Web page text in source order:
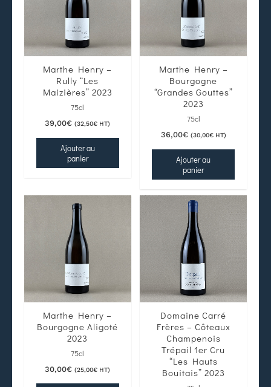
Marthe Henry –
Rully “Les
Maizières” 2023
75cl
39,00€ (32,50€ HT)
Ajouter au
panier
Marthe Henry –
Bourgogne
“Grandes Gouttes”
2023
75cl
36,00€ (30,00€HT)
Ajouter au
panier
Marthe Henry –
Bourgogne Aligoté
2023
75cl
30,00€ (25,00€ HT)
Domaine Carré
Frères – Côteaux
Champenois
Trépail 1er Cru
“Les Hauts
Bouitais” 2023